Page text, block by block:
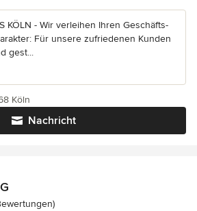
KÖLN - Wir verleihen Ihren Geschäfts-
Für unsere zufriedenen Kunden
gest...
Nachricht
Köln
4.9 von 5 Sternen